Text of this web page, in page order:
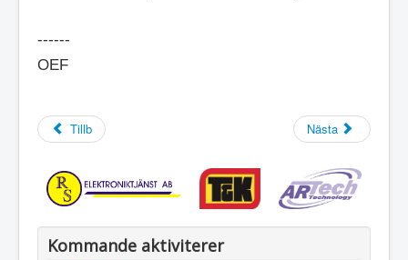
------
OEF
Tillb Nästa
Kommande aktiviterer